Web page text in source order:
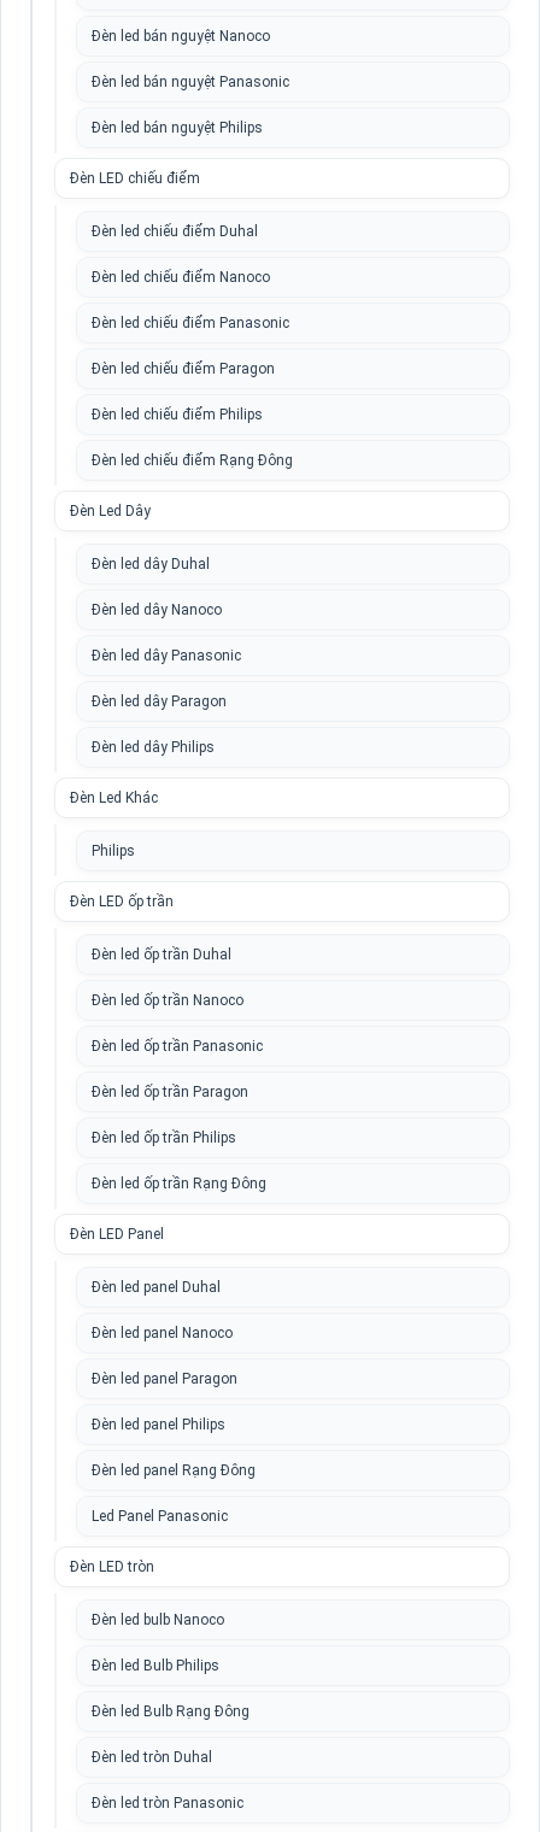
Đèn led bán nguyệt Nanoco
Đèn led bán nguyệt Panasonic
Đèn led bán nguyệt Philips
Đèn LED chiếu điểm
Đèn led chiếu điểm Duhal
Đèn led chiếu điểm Nanoco
Đèn led chiếu điểm Panasonic
Đèn led chiếu điểm Paragon
Đèn led chiếu điểm Philips
Đèn led chiếu điểm Rạng Đông
Đèn Led Dây
Đèn led dây Duhal
Đèn led dây Nanoco
Đèn led dây Panasonic
Đèn led dây Paragon
Đèn led dây Philips
Đèn Led Khác
Philips
Đèn LED ốp trần
Đèn led ốp trần Duhal
Đèn led ốp trần Nanoco
Đèn led ốp trần Panasonic
Đèn led ốp trần Paragon
Đèn led ốp trần Philips
Đèn led ốp trần Rạng Đông
Đèn LED Panel
Đèn led panel Duhal
Đèn led panel Nanoco
Đèn led panel Paragon
Đèn led panel Philips
Đèn led panel Rạng Đông
Led Panel Panasonic
Đèn LED tròn
Đèn led bulb Nanoco
Đèn led Bulb Philips
Đèn led Bulb Rạng Đông
Đèn led tròn Duhal
Đèn led tròn Panasonic